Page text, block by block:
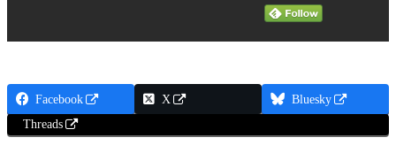
Facebook X
Bluesky
Threads